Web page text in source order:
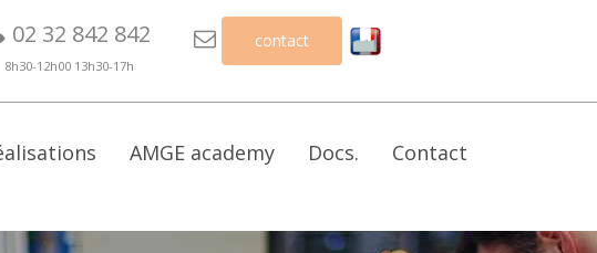
02 32 842 842
8h30-12h00 13h30-17h
 contact
AMGE academy Docs. Contact